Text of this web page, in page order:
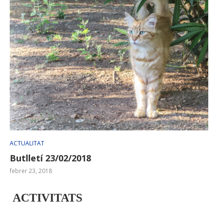
ACTUALITAT
Butlletí 23/02/2018
febrer 23, 2018
ACTIVITATS